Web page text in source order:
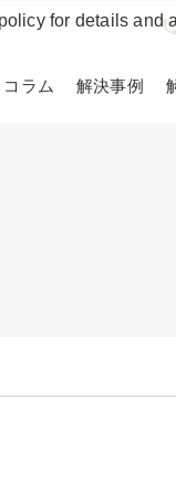
コラム 解決事例
for details and